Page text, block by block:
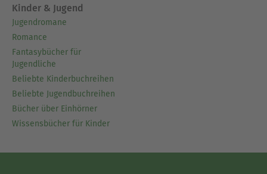
Kinder & Jugend
Jugendromane
Romance
Fantasybücher für
Jugendliche
Beliebte Kinderbuchreihen
Beliebte Jugendbuchreihen
Bücher über Einhörner
Wissensbücher für Kinder